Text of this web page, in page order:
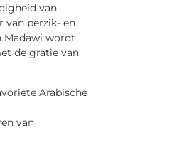
van
van perzik- en
Madawi wordt
de gratie van
Arabische
van